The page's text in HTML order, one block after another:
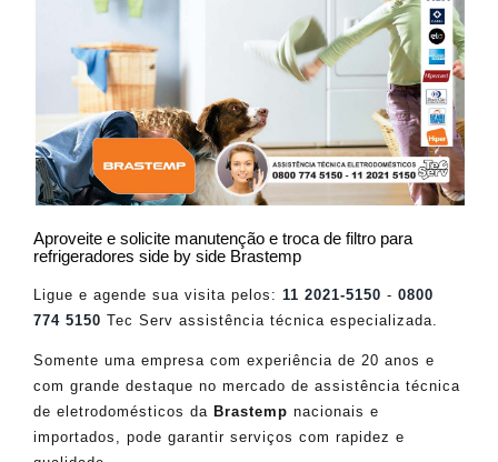
Aproveite e solicite manutenção e troca de filtro para
refrigeradores side by side Brastemp
Ligue e agende sua visita pelos: 11 2021-5150 - 0800
774 5150 Tec Serv assistência técnica especializada.
Somente uma empresa com experiência de 20 anos e
com grande destaque no mercado de assistência técnica
de eletrodomésticos da Brastemp nacionais e
importados, pode garantir serviços com rapidez e